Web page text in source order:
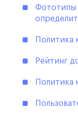
Фототипы
Политика
Рейтинг
Политика